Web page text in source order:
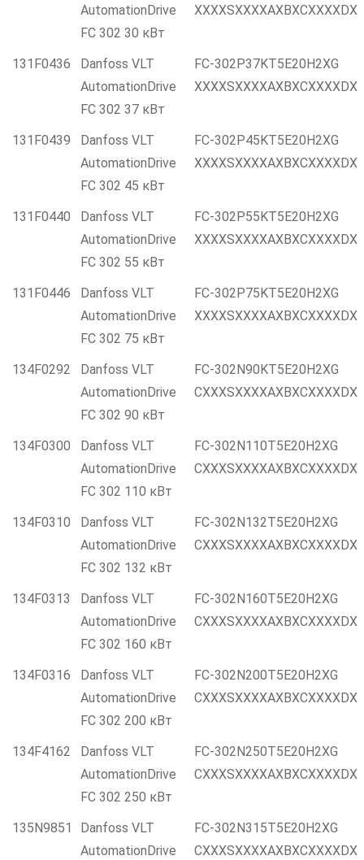
AutomationDrive
FC 302 30 кВт
XXXXSXXXXAXBXCXXXXDX
131F0436
Danfoss VLT
AutomationDrive
FC 302 37 кВт
FC-302P37KT5E20H2XG
XXXXSXXXXAXBXCXXXXDX
131F0439
Danfoss VLT
AutomationDrive
FC 302 45 кВт
FC-302P45KT5E20H2XG
XXXXSXXXXAXBXCXXXXDX
131F0440
Danfoss VLT
AutomationDrive
FC 302 55 кВт
FC-302P55KT5E20H2XG
XXXXSXXXXAXBXCXXXXDX
131F0446
Danfoss VLT
AutomationDrive
FC 302 75 кВт
FC-302P75KT5E20H2XG
XXXXSXXXXAXBXCXXXXDX
134F0292
Danfoss VLT
AutomationDrive
FC 302 90 кВт
FC-302N90KT5E20H2XG
CXXXSXXXXAXBXCXXXXDX
134F0300
Danfoss VLT
AutomationDrive
FC 302 110 кВт
FC-302N110T5E20H2XG
CXXXSXXXXAXBXCXXXXDX
134F0310
Danfoss VLT
AutomationDrive
FC 302 132 кВт
FC-302N132T5E20H2XG
CXXXSXXXXAXBXCXXXXDX
134F0313
Danfoss VLT
AutomationDrive
FC 302 160 кВт
FC-302N160T5E20H2XG
CXXXSXXXXAXBXCXXXXDX
134F0316
Danfoss VLT
AutomationDrive
FC 302 200 кВт
FC-302N200T5E20H2XG
CXXXSXXXXAXBXCXXXXDX
134F4162
Danfoss VLT
AutomationDrive
FC 302 250 кВт
FC-302N250T5E20H2XG
CXXXSXXXXAXBXCXXXXDX
135N9851
Danfoss VLT
AutomationDrive
FC-302N315T5E20H2XG
CXXXSXXXXAXBXCXXXXDX